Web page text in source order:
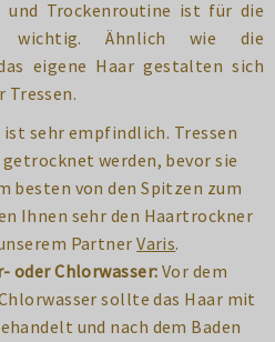
und Trockenroutine ist für die
wichtig. Ähnlich wie die
eigene Haar gestalten sich
Tressen.
ist sehr empfindlich. Tressen
werden, bevor sie
besten von den Spitzen zum
Ihnen sehr den Haartrockner
PartnerVaris.
oder Chlorwasser: Vor dem
sollte das Haar mit
und nach dem Baden